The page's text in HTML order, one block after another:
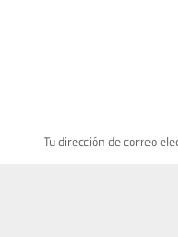
Tu dirección de correo